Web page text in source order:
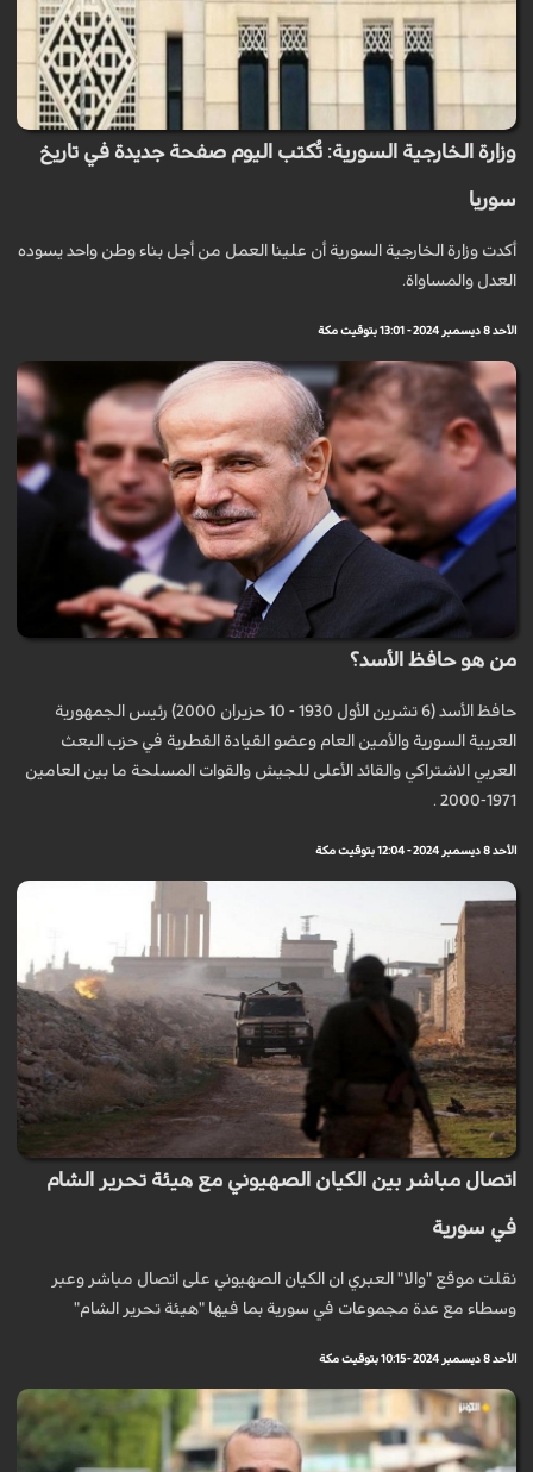
وزارة الخارجية السورية: تُكتب اليوم صفحة جديدة في تاريخ
سوريا
أكدت وزارة الخارجية السورية أن علينا العمل من أجل بناء وطن واحد يسوده
العدل والمساواة.
الأحد 8 ديسمبر 2024 - 13:01 بتوقيت مكة
من هو حافظ الأسد؟
حافظ الأسد (6 تشرين الأول 1930 - 10 حزيران 2000) رئيس الجمهورية
العربية السورية والأمين العام وعضو القيادة القطرية في حزب البعث
العربي الاشتراكي والقائد الأعلى للجيش والقوات المسلحة ما بين العامين
1971-2000 .
الأحد 8 ديسمبر 2024 - 12:04 بتوقيت مكة
اتصال مباشر بين الكيان الصهيوني مع هيئة تحرير الشام
في سورية
نقلت موقع "والا" العبري ان الكيان الصهيوني على اتصال مباشر وعبر
وسطاء مع عدة مجموعات في سورية بما فيها "هيئة تحرير الشام"
الأحد 8 ديسمبر 2024 - 10:15 بتوقيت مكة